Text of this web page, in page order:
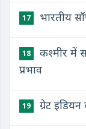
17 भारतीय
18
कश्मीर में
प्रभाव
19 ग्रेट इंडियन